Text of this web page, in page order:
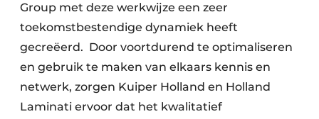
Group met deze werkwijze een zeer
toekomstbestendige dynamiek heeft
gecreëerd. Door voortdurend te optimaliseren
en gebruik te maken van elkaars kennis en
netwerk, zorgen Kuiper Holland en Holland
Laminati ervoor dat het kwalitatief